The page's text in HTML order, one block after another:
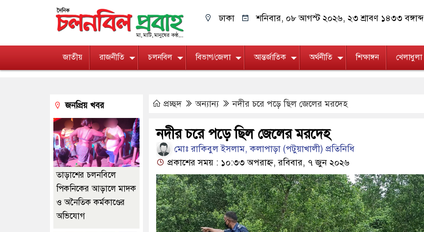
ঢাকা শনিবার, ০৮ আগস্ট ২০২৬, ২৩ শ্রাবণ ১৪৩৩ বঙ্গাব্দ
জাতীয় রাজনীতি চলনবিল বিভাগ/জেলা আন্তর্জাতিক অর্থনীতি শিক্ষাঙ্গন খেলাধুলা
প্রচ্ছদ অন্যান্য নদীর চরে পড়ে ছিল জেলের মরদেহ
নদীর চরে পড়ে ছিল জেলের মরদেহ
মোঃ রাকিবুল ইসলাম, কলাপাড়া (পটুয়াখালী) প্রতিনিধি
প্রকাশের সময় : ১০:৩৩ অপরাহ্ন, রবিবার, ৭ জুন ২০২৬
জনপ্রিয় খবর
তাড়াশের চলনবিলে
পিকনিকের আড়ালে মাদক
ও অনৈতিক কর্মকাণ্ডের
অভিযোগ